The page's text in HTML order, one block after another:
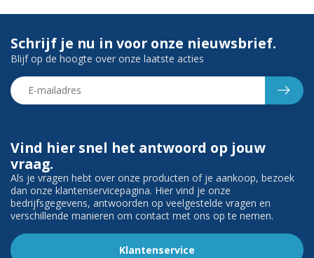
Vind hier snel het antwoord op jouw
vraag.
Als je vragen hebt over onze producten of je aankoop, bezoek
dan onze klantenservicepagina. Hier vind je onze
bedrijfsgegevens, antwoorden op veelgestelde vragen en
verschillende manieren om contact met ons op te nemen.
Klantenservice
Schrijf je nu in voor onze nieuwsbrief.
Blijf op de hoogte over onze laatste acties